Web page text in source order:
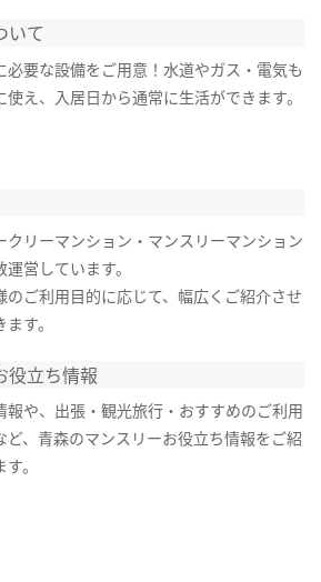
いて
必要な設備をご用意！水道やガス・電気も
使え、入居日から通常に生活ができます。
クリーマンション・マンスリーマンション
運営しています。
のご利用目的に応じて、幅広くご紹介させ
す。
役立ち情報
報や、出張・観光旅行・おすすめのご利用
ど、青森のマンスリーお役立ち情報をご紹
。